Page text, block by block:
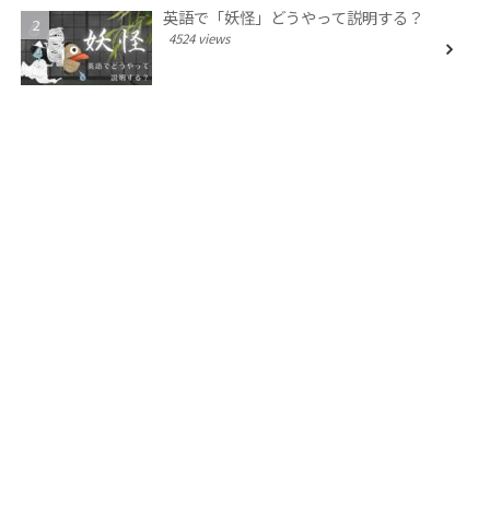
英語で「妖怪」どうやって説明する？
4524 views